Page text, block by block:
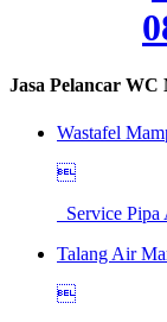
Jasa Pelancar
Wastafel

Service Pipa
Talang Air
